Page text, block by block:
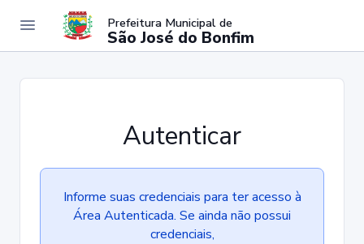
Prefeitura Municipal de
São José do Bonfim
Autenticar
Informe suas credenciais para ter acesso à
Área Autenticada. Se ainda não possui
credenciais,